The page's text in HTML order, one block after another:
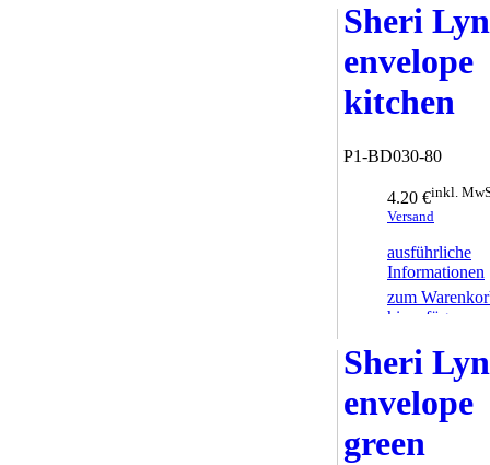
Sheri
envelope
kitchen
P1-BD030-80
4.20 €inkl.
Versand
ausführliche
Informationen
zum
hinzufügen
Sheri
envelope
green